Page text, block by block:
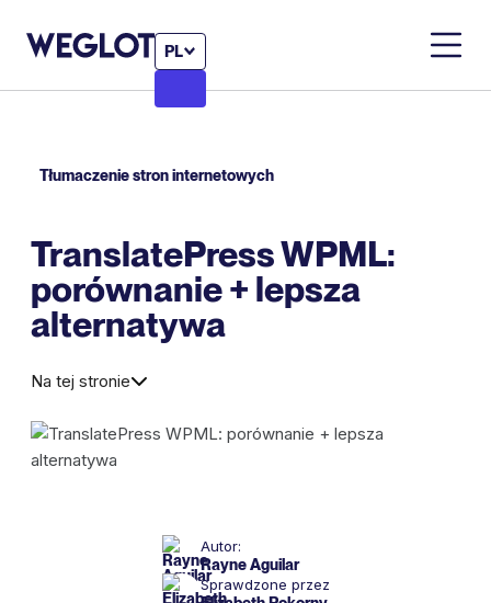
PL
Tłumaczenie stron internetowych
TranslatePress WPML:
porównanie + lepsza
alternatywa
Na tej stronie
Autor:
Rayne Aguilar
Sprawdzone przez